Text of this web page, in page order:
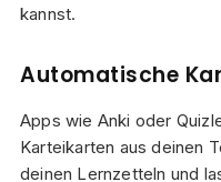
kannst.
Automatische
Apps wie Anki oder
Karteikarten aus deinen
deinen Lernzetteln und